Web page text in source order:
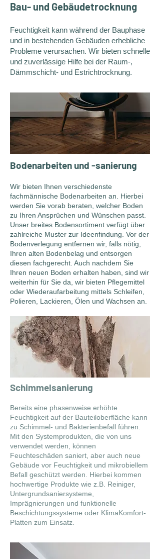
Bau- und Gebäudetrocknung
Feuchtigkeit kann während der Bauphase
und in bestehenden Gebäuden erhebliche
Probleme verursachen. Wir bieten schnelle
und zuverlässige Hilfe bei der Raum-,
Dämmschicht- und Estrichtrocknung.
Bodenarbeiten und -sanierung
Wir bieten Ihnen verschiedenste
fachmännische Bodenarbeiten an. Hierbei
werden Sie vorab beraten, welcher Boden
zu Ihren Ansprüchen und Wünschen passt.
Unser breites Bodensortiment verfügt über
zahlreiche Muster zur Ideenfindung. Vor der
Bodenverlegung entfernen wir, falls nötig,
Ihren alten Bodenbelag und entsorgen
diesen fachgerecht. Auch nachdem Sie
Ihren neuen Boden erhalten haben, sind wir
weiterhin für Sie da, wir bieten Pflegemittel
oder Wiederaufarbeitung mittels Schleifen,
Polieren, Lackieren, Ölen und Wachsen an.
Schimmelsanierung
Bereits eine phasenweise erhöhte
Feuchtigkeit auf der Bauteiloberfläche kann
zu Schimmel- und Bakterienbefall führen.
Mit den Systemprodukten, die von uns
verwendet werden, können
Feuchteschäden saniert, aber auch neue
Gebäude vor Feuchtigkeit und mikrobiellem
Befall geschützt werden. Hierbei kommen
hochwertige Produkte wie z.B. Reiniger,
Untergrundsaniersysteme,
Imprägnierungen und funktionelle
Beschichtungssysteme oder KlimaKomfort-
Platten zum Einsatz.